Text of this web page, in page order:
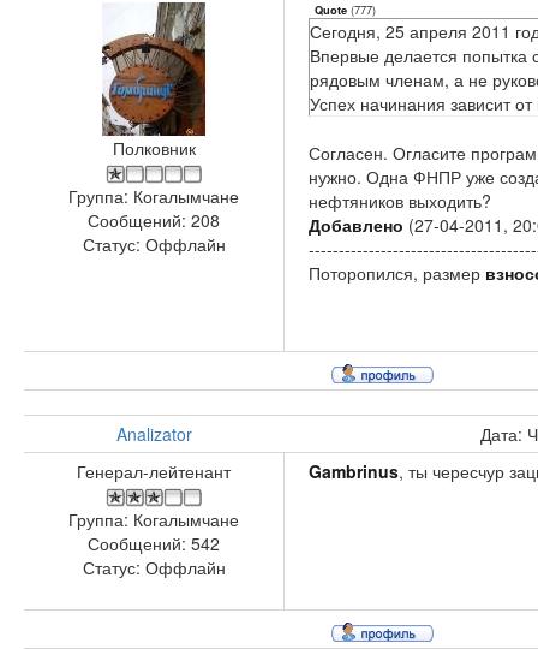
Полковник
Группа: Когалымчане
Сообщений: 208
Статус: Оффлайн
Quote (777)
Сегодня, 25 апреля 2011
Впервые делается попытка
рядовым членам, а не
Успех начинания зависит
Согласен. Огласите
нужно. Одна ФНПР уже
нефтяников выходить?
Добавлено (27-04-2011,
Поторопился, размер
Analizator
Дата:
Генерал-лейтенант
Группа: Когалымчане
Сообщений: 542
Статус: Оффлайн
Gambrinus, ты чересчур